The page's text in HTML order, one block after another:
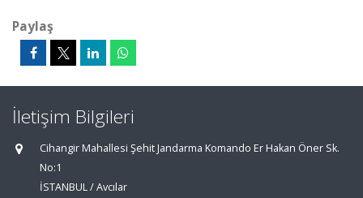
Paylaş
İletişim Bilgileri
Cihangir Mahallesi Şehit Jandarma Komando Er Hakan Öner Sk.
No:1
İSTANBUL / Avcılar